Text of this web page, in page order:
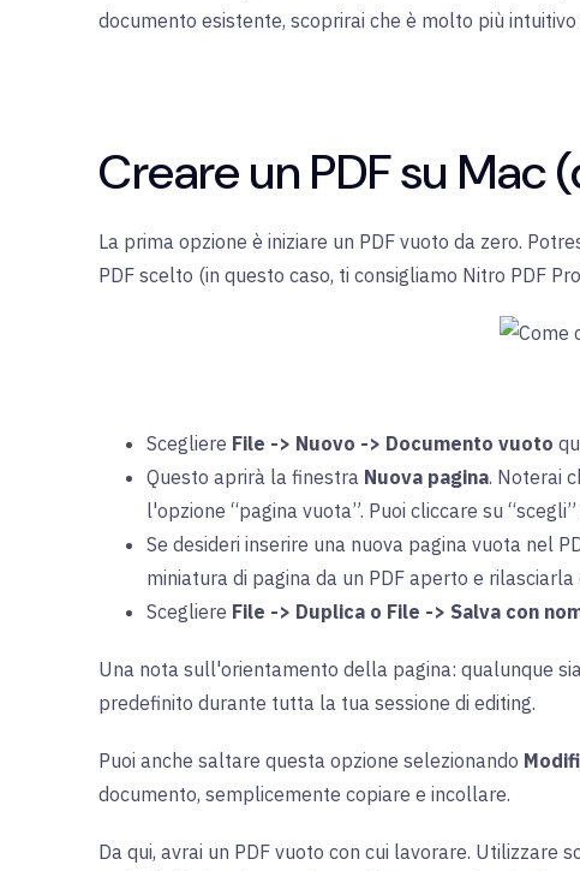
documento esistente, scoprirai che è molto più
Creare un PDF su Mac
La prima opzione è iniziare un PDF vuoto da zero.
PDF scelto (in questo caso, ti consigliamo Nitro PDF
Scegliere File -> Nuovo -> Documento vuoto
Questo aprirà la finestra Nuova pagina. Noterai
l'opzione “pagina vuota”. Puoi cliccare su
Se desideri inserire una nuova pagina vuota nel
miniatura di pagina da un PDF aperto e rilasciarla
Scegliere File -> Duplica o File -> Salva con
Una nota sull'orientamento della pagina: qualunque
predefinito durante tutta la tua sessione di editing.
Puoi anche saltare questa opzione selezionando
documento, semplicemente copiare e incollare.
Da qui, avrai un PDF vuoto con cui lavorare. Utilizzare